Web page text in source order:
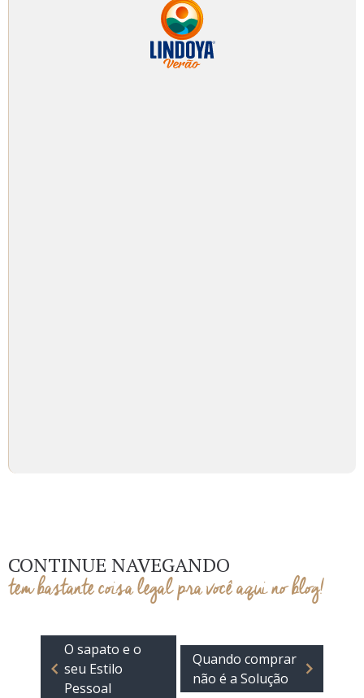
CONTINUE NAVEGANDO
tem bastante coisa legal pra você aqui no blog!
O sapato e o
seu Estilo
Pessoal
Quando comprar
não é a Solução